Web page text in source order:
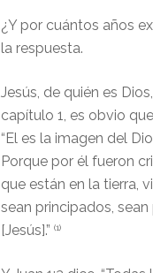
¿Y por cuántos años
la respuesta.
Jesús, de quién es
capítulo 1, es obvio
“El es la imagen del
Porque por él fueron
que están en la tierra,
sean principados,
[Jesús].” (1)